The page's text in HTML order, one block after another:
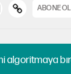
ABONE OL
algoritmaya